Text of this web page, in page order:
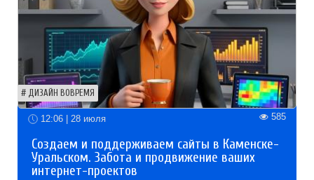
ДИЗАЙН ВОВРЕМЯ
12:06 | 28 июля 585
Создаем и поддерживаем сайты в Каменске-
Уральском. Забота и продвижение ваших
интернет-проектов